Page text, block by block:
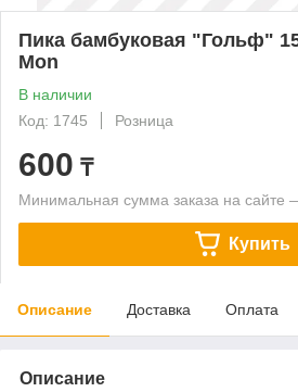
Пика бамбуковая "Гольф"
Mon
В наличии
Код: 1745
Розница
600 ₸
Минимальная сумма заказа на сайте
Купить
Описание Доставка Оплата
Описание